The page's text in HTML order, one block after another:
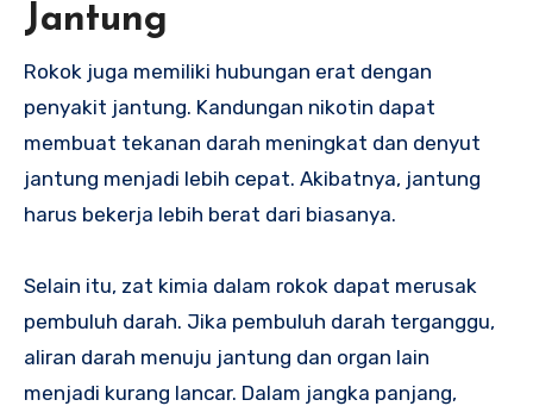
Jantung
Rokok juga memiliki hubungan erat dengan
penyakit jantung. Kandungan nikotin dapat
membuat tekanan darah meningkat dan denyut
jantung menjadi lebih cepat. Akibatnya, jantung
harus bekerja lebih berat dari biasanya.
Selain itu, zat kimia dalam rokok dapat merusak
pembuluh darah. Jika pembuluh darah terganggu,
aliran darah menuju jantung dan organ lain
menjadi kurang lancar. Dalam jangka panjang,